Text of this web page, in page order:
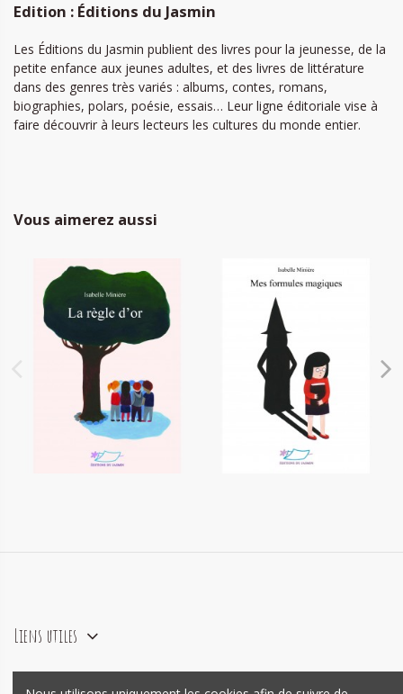
Edition : Éditions du Jasmin
Les Éditions du Jasmin publient des livres pour la jeunesse, de la
petite enfance aux jeunes adultes, et des livres de littérature
dans des genres très variés : albums, contes, romans,
biographies, polars, poésie, essais… Leur ligne éditoriale vise à
faire découvrir à leurs lecteurs les cultures du monde entier.
Vous aimerez aussi
La règle d'or
8,00 €
Mes formules magiques
10,00 €
Liens utiles